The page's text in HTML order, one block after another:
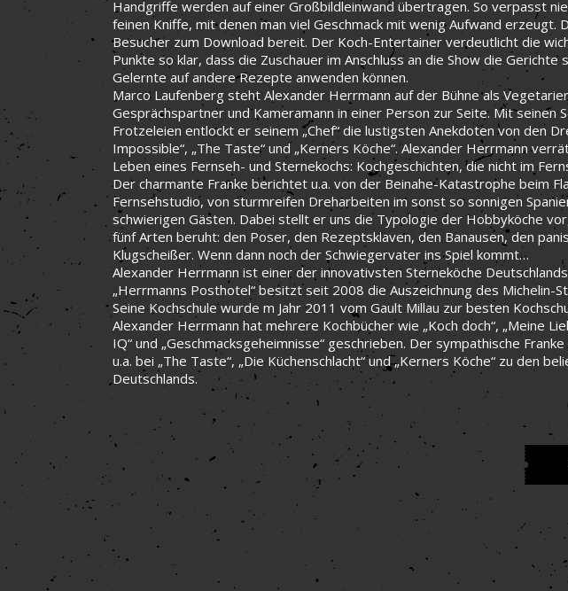
Handgriffe werden auf einer Großbildleinwand übertragen. So verpasst
feinen Kniffe, mit denen man viel Geschmack mit wenig Aufwand erzeugt.
Besucher zum Download bereit. Der Koch-Entertainer verdeutlicht die
Punkte so klar, dass die Zuschauer im Anschluss an die Show die
Gelernte auf andere Rezepte anwenden können.
Marco Laufenberg steht Alexander Herrmann auf der Bühne als
Gesprächspartner und Kameramann in einer Person zur Seite. Mit seinen
Frotzeleien entlockt er seinem „Chef“ die lustigsten Anekdoten von den
Impossible“, „The Taste“ und „Kerners Köche“. Alexander Herrmann
Leben eines Fernseh- und Sternekochs: Kochgeschichten, die nicht im
Der charmante Franke berichtet u.a. von der Beinahe-Katastrophe beim
Fernsehstudio, von sturmreifen Dreharbeiten im sonst so sonnigen
schwierigen Gästen. Dabei stellt er uns die Typologie der Hobbyköche
fünf Arten beruht: den Poser, den Rezeptsklaven, den Banausen, den
Klugscheißer. Wenn dann noch der Schwiegervater ins Spiel kommt…
Alexander Herrmann ist einer der innovativsten Sterneköche
„Herrmanns Posthotel“ besitzt seit 2008 die Auszeichnung des Michelin-
Seine Kochschule wurde m Jahr 2011 vom Gault Millau zur besten
Alexander Herrmann hat mehrere Kochbücher wie „Koch doch“, „Meine
IQ“ und „Geschmacksgeheimnisse“ geschrieben. Der sympathische
u.a. bei „The Taste“, „Die Küchenschlacht“ und „Kerners Köche“ zu den
Deutschlands.